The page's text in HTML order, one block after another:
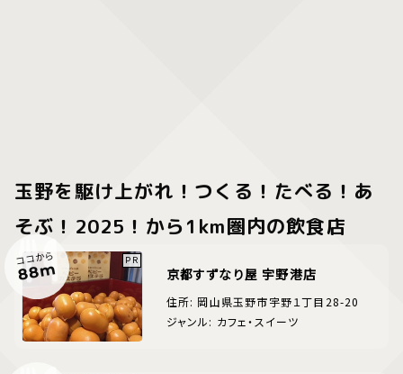
玉野を駆け上がれ！つくる！たべる！あ
そぶ！2025！から1km圏内の飲食店
ココから
88m 京都すずなり屋 宇野港店
住所: 岡山県玉野市宇野１丁目28-20
ジャンル: カフェ・スイーツ